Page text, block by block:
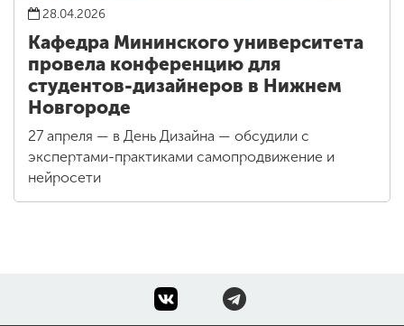
28.04.2026
Кафедра Мининского университета
провела конференцию для
студентов-дизайнеров в Нижнем
Новгороде
27 апреля — в День Дизайна — обсудили с
экспертами-практиками самопродвижение и
нейросети